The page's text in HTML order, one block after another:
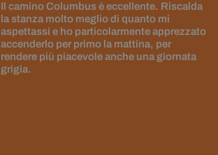
Il camino Columbus è eccellente. Riscalda
la stanza molto meglio di quanto mi
aspettassi e ho particolarmente apprezzato
accenderlo per primo la mattina, per
rendere più piacevole anche una giornata
grigia.